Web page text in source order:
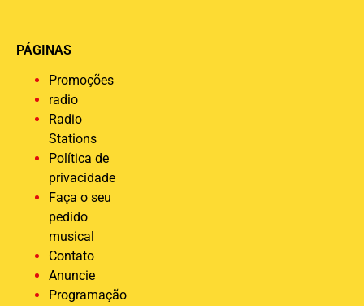
PÁGINAS
Promoções
radio
Radio
Stations
Política de
privacidade
Faça o seu
pedido
musical
Contato
Anuncie
Programação